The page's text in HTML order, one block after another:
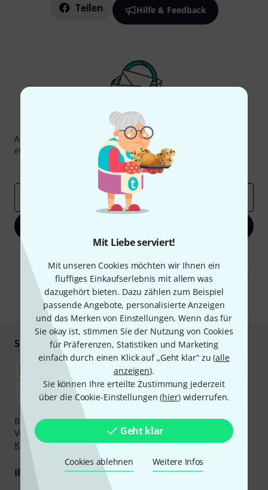
Mit Liebe serviert!
Mit unseren Cookies möchten wir Ihnen ein
fluffiges Einkaufserlebnis mit allem was
dazugehört bieten. Dazu zählen zum Beispiel
passende Angebote, personalisierte Anzeigen
und das Merken von Einstellungen. Wenn das für
Sie okay ist, stimmen Sie der Nutzung von Cookies
für Präferenzen, Statistiken und Marketing
einfach durch einen Klick auf „Geht klar“ zu (alle
anzeigen).
Sie können Ihre erteilte Zustimmung jederzeit
über die Cookie-Einstellungen (hier) widerrufen.
Geht klar
Cookies ablehnen Weitere Infos
Teilen Hilfe & Feedback
Thomann Newsletter
Abonniere den Thomann Newsletter und gewinne mit
etwas Glück einen von 50 Gutscheinenüber jeweils
Inspirierende Beiträge
Deals
Mit Klick auf „Jetzt anmelden“ stimmen Sie dem Erhalt von E-Mail-
Werbung und einer Messung des E-Mail-Nutzungsverhaltens zu. Die
Abmeldung ist jederzeit möglich. Weitere Informationen finden Sie in
unserenDatenschutzhinweisen.
* Pflichtfeld
Sicher einkaufen & bezahlen
Bezahlen Sie vertraulich und sicher per Nachnahme,
Vorkasse, PayPal, Amazon Pay,Klarna Sofort bezahlen
,
Klarna Ratenzahlungoder Kreditkarte.
Ihre Vorteile